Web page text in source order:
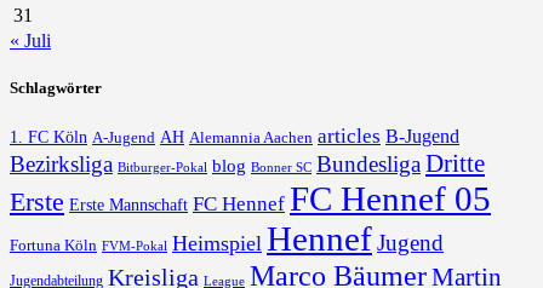
31
« Juli
Schlagwörter
1. FC Köln A-Jugend AH Alemannia Aachen articles B-Jugend
Bezirksliga Bitburger-Pokal blog Bonner SC Bundesliga Dritte
Erste Erste Mannschaft FC Hennef FC Hennef 05
Fortuna Köln FVM-Pokal Heimspiel HennefJugend
Jugendabteilung Kreisliga League Marco BäumerMartin